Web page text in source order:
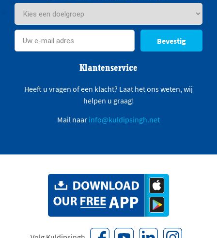
Bevestig
Klantenservice
Heeft u vragen of een klacht? Laat het ons weten, wij
helpen u graag!
Mail naar info@kuldipsingh.net